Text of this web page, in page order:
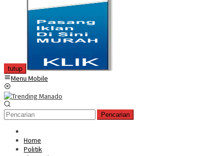
tutup
Menu Mobile
Pencarian
Home
Politik